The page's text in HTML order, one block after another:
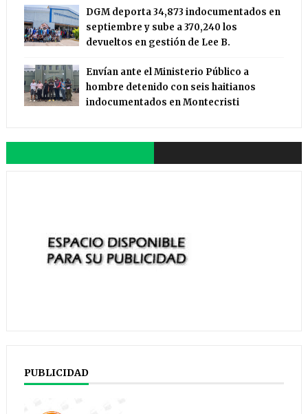
DGM deporta 34,873 indocumentados en
septiembre y sube a 370,240 los
devueltos en gestión de Lee B.
Envían ante el Ministerio Público a
hombre detenido con seis haitianos
indocumentados en Montecristi
PUBLICIDAD